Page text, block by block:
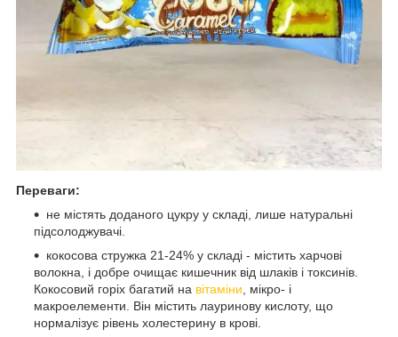
Переваги:
не містять доданого цукру у складі, лише натуральні
підсолоджувачі.
кокосова стружка 21-24% у складі - містить харчові
волокна, і добре очищає кишечник від шлаків і токсинів.
Кокосовий горіх багатий на вітаміни , мікро- і
макроелементи. Він містить лауринову кислоту, що
нормалізує рівень холестерину в крові.